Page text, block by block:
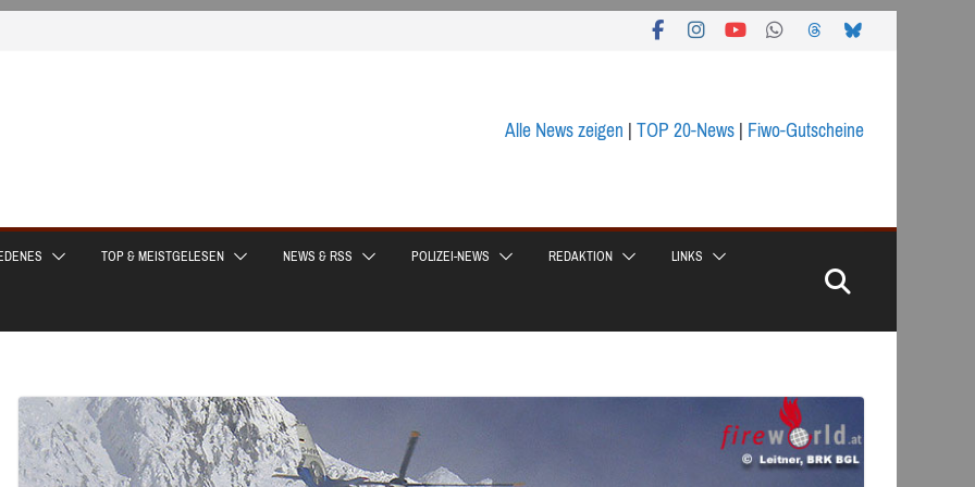
Alle News zeigen|TOP 20-News|Fiwo-Gutscheine
TOP & MEISTGELESEN NEWS & RSS POLIZEI-NEWS REDAKTION LINKS